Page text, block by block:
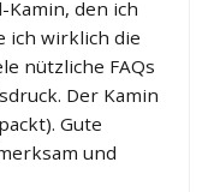
den ich
ich wirklich die
nützliche FAQs
Der Kamin
Gute
und